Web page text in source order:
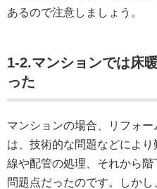
あるので注意しましょう。
1-2.マンションでは床
った
マンションの場合、リフォ
は、技術的な問題などによ
線や配管の処理、それから
問題点だったのです。しか